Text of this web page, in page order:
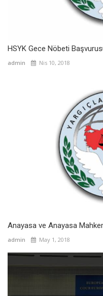
HSYK Gece Nöbeti
admin Nis 10, 2018
Anayasa ve Anayasa
admin May 1, 2018